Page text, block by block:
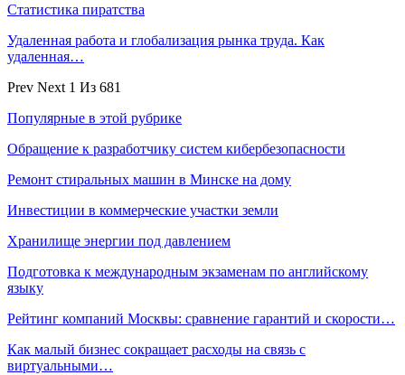
Статистика пиратства
Удаленная работа и глобализация рынка труда. Как
удаленная…
Prev Next 1 Из 681
Популярные в этой рубрике
Обращение к разработчику систем кибербезопасности
Ремонт стиральных машин в Минске на дому
Инвестиции в коммерческие участки земли
Хранилище энергии под давлением
Подготовка к международным экзаменам по английскому
языку
Рейтинг компаний Москвы: сравнение гарантий и скорости…
Как малый бизнес сокращает расходы на связь с
виртуальными…